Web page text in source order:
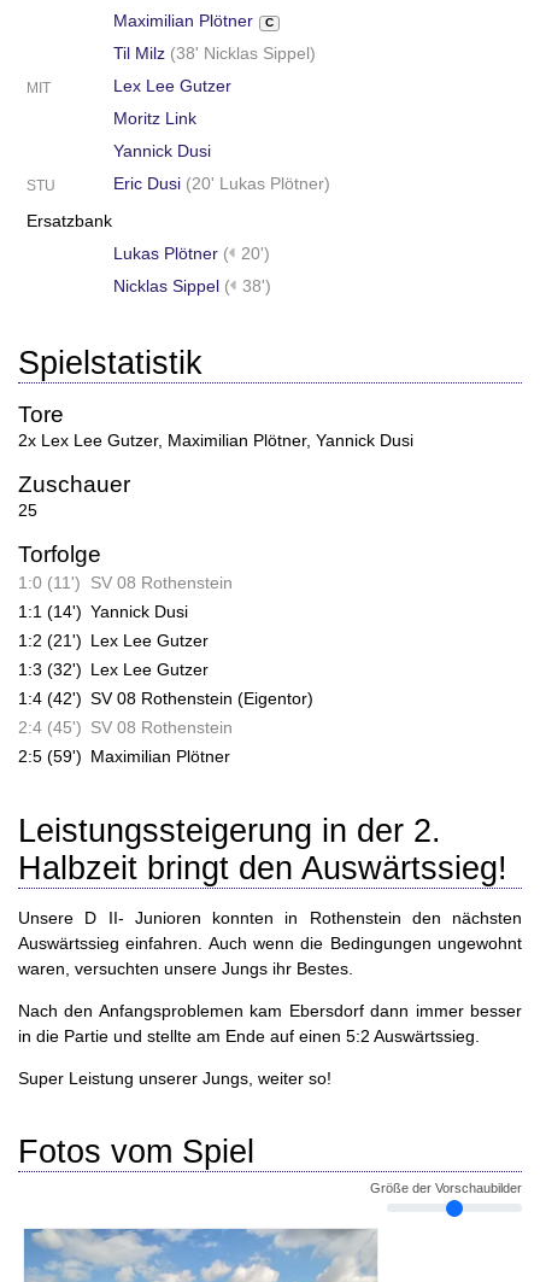
Maximilian Plötner
C
Til Milz (38' Nicklas Sippel)
MIT
Lex Lee Gutzer
Moritz Link
Yannick Dusi
STU Eric Dusi (20' Lukas Plötner)
Ersatzbank
Lukas Plötner (
20')
Nicklas Sippel ( 38')
Spielstatistik
Tore
2x Lex Lee Gutzer, Maximilian Plötner, Yannick Dusi
Zuschauer
25
Torfolge
1:0 (11')
SV 08 Rothenstein
1:1 (14') Yannick Dusi
1:2 (21') Lex Lee Gutzer
1:3 (32') Lex Lee Gutzer
1:4 (42') SV 08 Rothenstein (Eigentor)
2:4 (45') SV 08 Rothenstein
2:5 (59') Maximilian Plötner
Leistungssteigerung in der 2.
Halbzeit bringt den Auswärtssieg!
Unsere D II- Junioren konnten in Rothenstein den nächsten
Auswärtssieg einfahren. Auch wenn die Bedingungen ungewohnt
waren, versuchten unsere Jungs ihr Bestes.
Nach den Anfangsproblemen kam Ebersdorf dann immer besser
in die Partie und stellte am Ende auf einen 5:2 Auswärtssieg.
Super Leistung unserer Jungs, weiter so!
Fotos vom Spiel
Größe der Vorschaubilder